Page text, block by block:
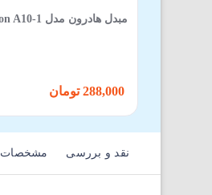
مبدل هادرون مدل 1-Hadron A10 تبدیل 3 به 2
نقد و بررسی مشخصات